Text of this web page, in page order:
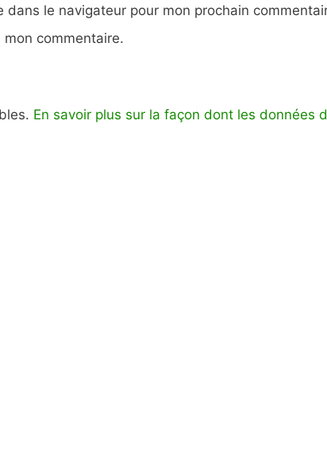
le navigateur pour mon prochain
commentaire.
En savoir plus sur la façon dont les données